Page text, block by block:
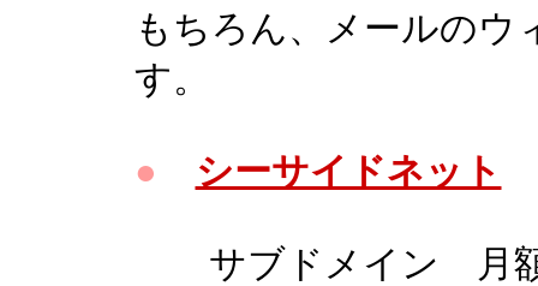
もちろん、メールのウ
す。
● シーサイドネット
サブドメイン 月額